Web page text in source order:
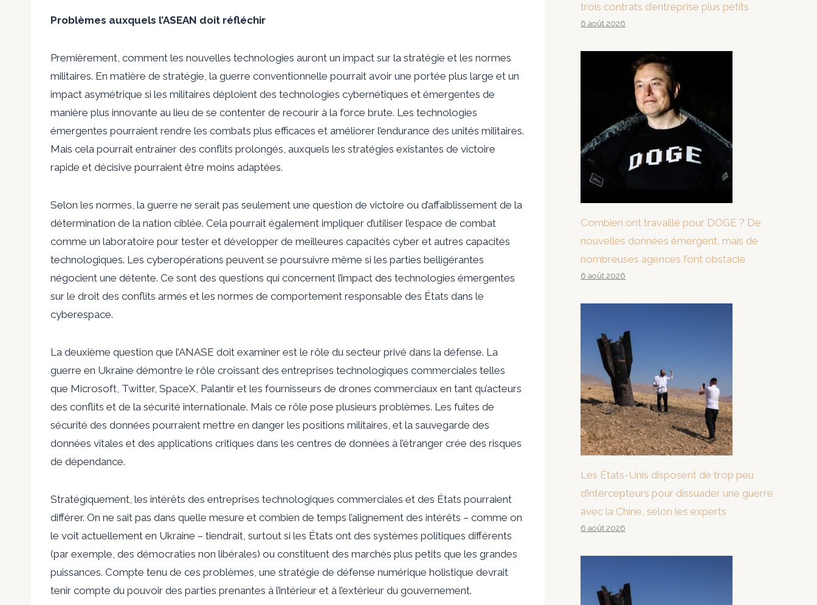
Problèmes auxquels l’ASEAN doit réfléchir
Premièrement, comment les nouvelles technologies auront un impact sur la stratégie et les normes
militaires. En matière de stratégie, la guerre conventionnelle pourrait avoir une portée plus large et un
impact asymétrique si les militaires déploient des technologies cybernétiques et émergentes de
manière plus innovante au lieu de se contenter de recourir à la force brute. Les technologies
émergentes pourraient rendre les combats plus efficaces et améliorer l’endurance des unités militaires.
Mais cela pourrait entraîner des conflits prolongés, auxquels les stratégies existantes de victoire
rapide et décisive pourraient être moins adaptées.
Selon les normes, la guerre ne serait pas seulement une question de victoire ou d’affaiblissement de la
détermination de la nation ciblée. Cela pourrait également impliquer d’utiliser l’espace de combat
comme un laboratoire pour tester et développer de meilleures capacités cyber et autres capacités
technologiques. Les cyberopérations peuvent se poursuivre même si les parties belligérantes
négocient une détente. Ce sont des questions qui concernent l’impact des technologies émergentes
sur le droit des conflits armés et les normes de comportement responsable des États dans le
cyberespace.
La deuxième question que l’ANASE doit examiner est le rôle du secteur privé dans la défense. La
guerre en Ukraine démontre le rôle croissant des entreprises technologiques commerciales telles
que Microsoft, Twitter, SpaceX, Palantir et les fournisseurs de drones commerciaux en tant qu’acteurs
des conflits et de la sécurité internationale. Mais ce rôle pose plusieurs problèmes. Les fuites de
sécurité des données pourraient mettre en danger les positions militaires, et la sauvegarde des
données vitales et des applications critiques dans les centres de données à l’étranger crée des risques
de dépendance.
Stratégiquement, les intérêts des entreprises technologiques commerciales et des États pourraient
différer. On ne sait pas dans quelle mesure et combien de temps l’alignement des intérêts – comme on
le voit actuellement en Ukraine – tiendrait, surtout si les États ont des systèmes politiques différents
(par exemple, des démocraties non libérales) ou constituent des marchés plus petits que les grandes
puissances. Compte tenu de ces problèmes, une stratégie de défense numérique holistique devrait
tenir compte du pouvoir des parties prenantes à l’intérieur et à l’extérieur du gouvernement.
trois contrats d’entreprise plus petits
6 août 2026
Combien ont travaillé pour DOGE ? De
nouvelles données émergent, mais de
nombreuses agences font obstacle
6 août 2026
Les États-Unis disposent de trop peu
d’intercepteurs pour dissuader une guerre
avec la Chine, selon les experts
6 août 2026